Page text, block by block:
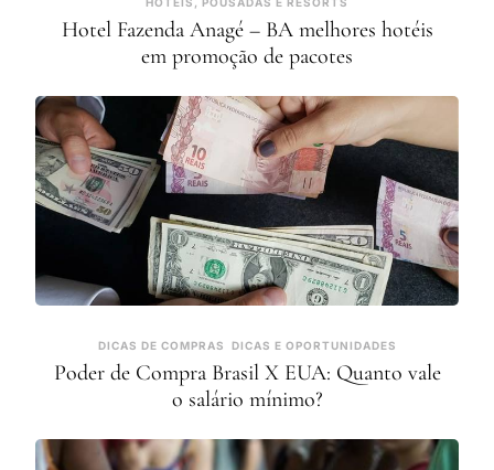
Hotel Fazenda Anagé – BA melhores hotéis
em promoção de pacotes
DICAS DE COMPRAS DICAS E OPORTUNIDADES
Poder de Compra Brasil X EUA: Quanto vale
o salário mínimo?